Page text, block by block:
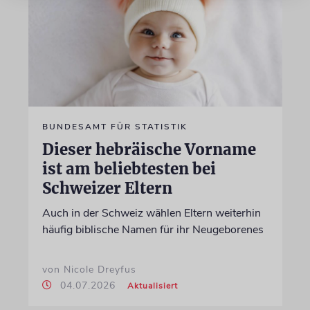
BUNDESAMT FÜR STATISTIK
Dieser hebräische Vorname
ist am beliebtesten bei
Schweizer Eltern
Auch in der Schweiz wählen Eltern weiterhin
häufig biblische Namen für ihr Neugeborenes
von Nicole Dreyfus
04.07.2026
Aktualisiert